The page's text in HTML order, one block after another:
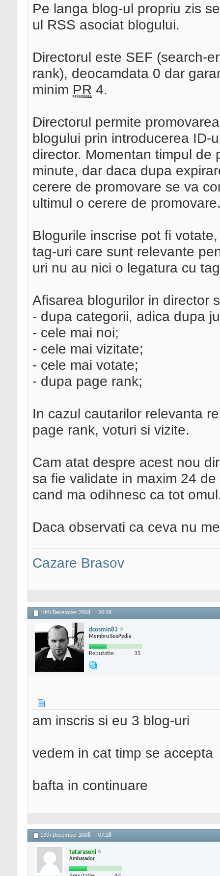
Pe langa blog-ul propriu zis
ul RSS asociat blogului.
Directorul este SEF (search-
rank), deocamdata 0 dar
minim PR 4.
Directorul permite
blogului prin introducerea ID-
director. Momentan timpul
minute, dar daca dupa
cerere de promovare se va
ultimul o cerere de
Blogurile inscrise pot fi
tag-uri care sunt relevante
uri nu au nici o legatura cu
Afisarea blogurilor in director
- dupa categorii, adica dupa
- cele mai noi;
- cele mai vizitate;
- cele mai votate;
- dupa page rank;
In cazul cautarilor relevanta
page rank, voturi si vizite.
Cam atat despre acest nou
sa fie validate in maxim 24
cand ma odihnesc ca tot
Daca observati ca ceva nu
Cazare Brasov
18th December 2008, 20:28
dcosmin83
Membru SeoPedia
Reputatie: 35
am inscris si eu 3 blog-uri
vedem in cat timp se accepta
bafta in continuare
19th December 2008, 07:28
tataraseni
Ambasador